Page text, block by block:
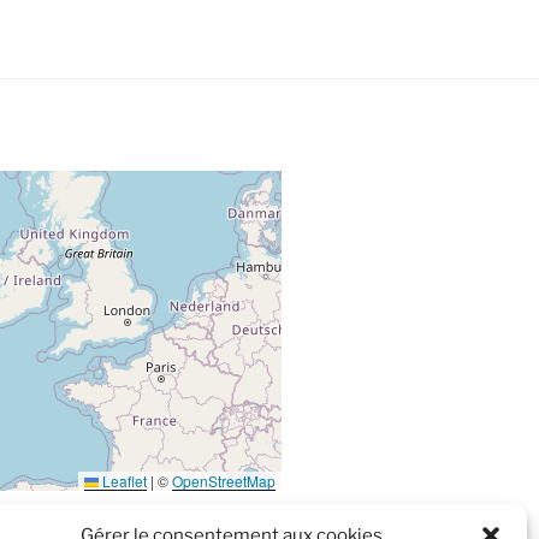
Leaflet | ©OpenStreetMap